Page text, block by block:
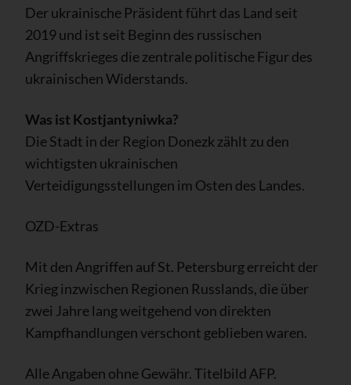
Der ukrainische Präsident führt das Land seit
2019 und ist seit Beginn des russischen
Angriffskrieges die zentrale politische Figur des
ukrainischen Widerstands.
Was ist Kostjantyniwka?
Die Stadt in der Region Donezk zählt zu den
wichtigsten ukrainischen
Verteidigungsstellungen im Osten des Landes.
OZD-Extras
Mit den Angriffen auf St. Petersburg erreicht der
Krieg inzwischen Regionen Russlands, die über
zwei Jahre lang weitgehend von direkten
Kampfhandlungen verschont geblieben waren.
Alle Angaben ohne Gewähr. Titelbild AFP.